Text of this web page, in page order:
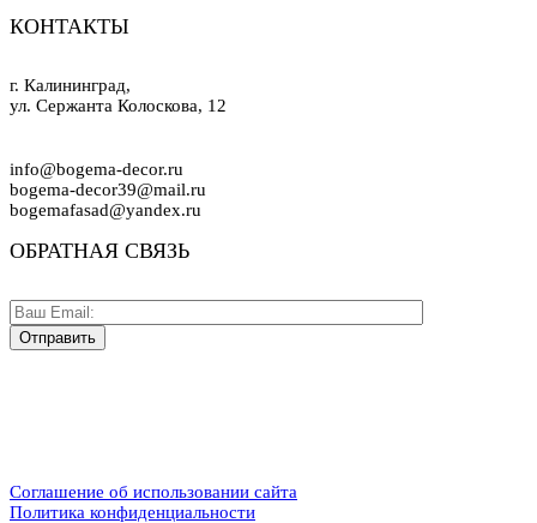
КОНТАКТЫ
г. Калининград,
ул. Сержанта Колоскова, 12
info@bogema-decor.ru
bogema-decor39@mail.ru
bogemafasad@yandex.ru
ОБРАТНАЯ СВЯЗЬ
Соглашение об использовании сайта
Политика конфиденциальности